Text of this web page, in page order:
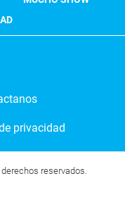
privacidad
reservados.